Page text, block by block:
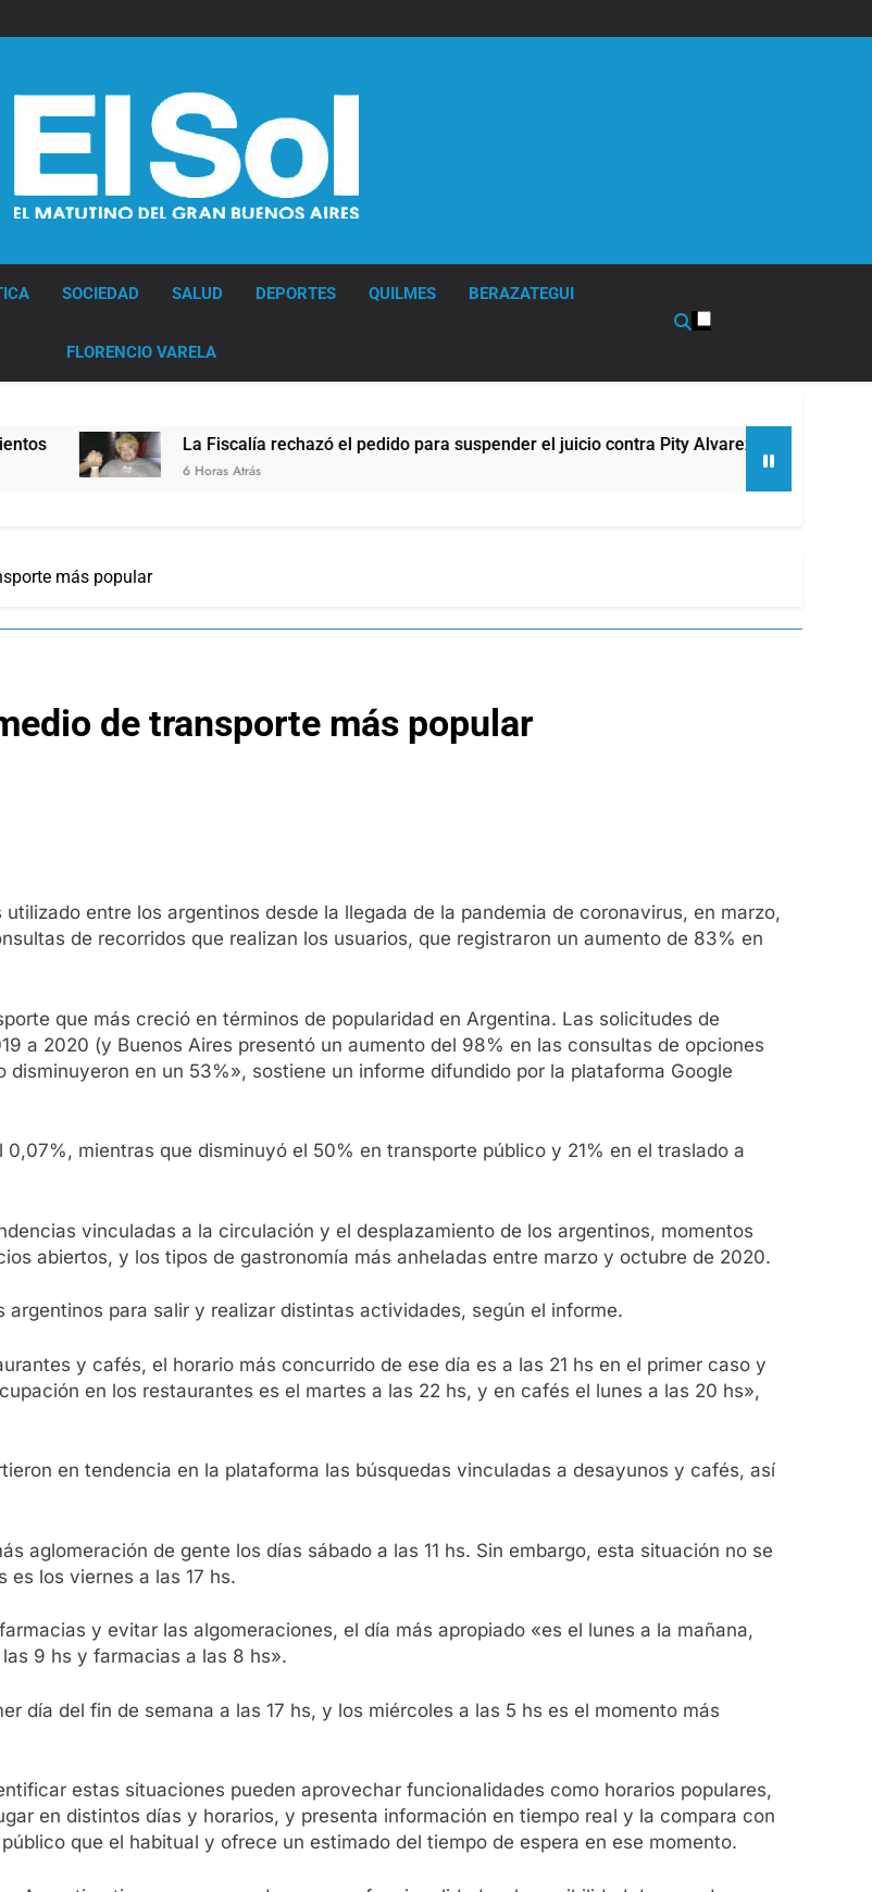
SOCIEDAD SALUD DEPORTES QUILMES BERAZATEGUI
FLORENCIO VARELA
La Fiscalía rechazó el pedido para suspender el juicio contra Pity Alvarez
6 Horas Atrás
más popular
de transporte más popular
entre los argentinos desde la llegada de la pandemia de coronavirus, en marzo,
de recorridos que realizan los usuarios, que registraron un aumento de 83% en
que más creció en términos de popularidad en Argentina. Las solicitudes de
a 2020 (y Buenos Aires presentó un aumento del 98% en las consultas de opciones
en un 53%», sostiene un informe difundido por la plataforma Google
mientras que disminuyó el 50% en transporte público y 21% en el traslado a
vinculadas a la circulación y el desplazamiento de los argentinos, momentos
abiertos, y los tipos de gastronomía más anheladas entre marzo y octubre de 2020.
para salir y realizar distintas actividades, según el informe.
y cafés, el horario más concurrido de ese día es a las 21 hs en el primer caso y
en los restaurantes es el martes a las 22 hs, y en cafés el lunes a las 20 hs»,
en tendencia en la plataforma las búsquedas vinculadas a desayunos y cafés, así
aglomeración de gente los días sábado a las 11 hs. Sin embargo, esta situación no se
es los viernes a las 17 hs.
y evitar las algomeraciones, el día más apropiado «es el lunes a la mañana,
9 hs y farmacias a las 8 hs».
día del fin de semana a las 17 hs, y los miércoles a las 5 hs es el momento más
estas situaciones pueden aprovechar funcionalidades como horarios populares,
en distintos días y horarios, y presenta información en tiempo real y la compara con
que el habitual y ofrece un estimado del tiempo de espera en ese momento.